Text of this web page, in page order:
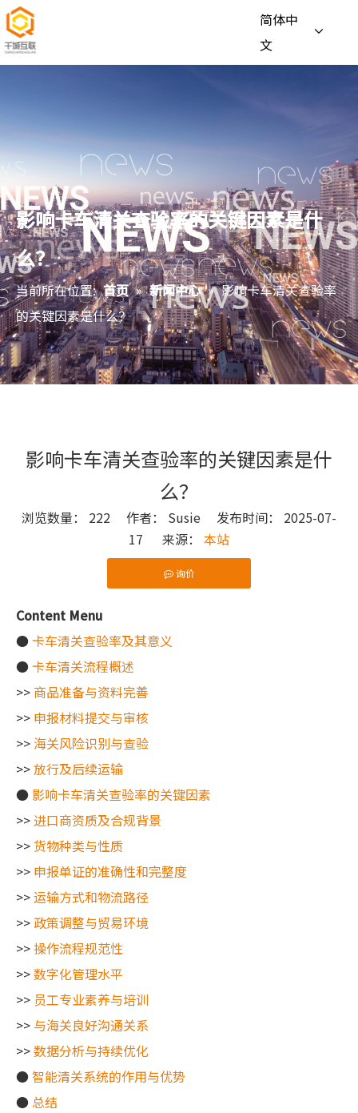
简体中
文
影响卡车清关查验率的关键因素是什
么？
当前所在位置: 首页 » 新闻中心 » 影响卡车清关查验率
的关键因素是什么？
影响卡车清关查验率的关键因素是什
么？
浏览数量： 222 作者： Susie 发布时间： 2025-07-
17 来源： 本站
询价
["wechat"]
Content Menu
●卡车清关查验率及其意义
●卡车清关流程概述
>> 商品准备与资料完善
>> 申报材料提交与审核
>> 海关风险识别与查验
>>放行及后续运输
● 影响卡车清关查验率的关键因素
>>进口商资质及合规背景
>>货物种类与性质
>> 申报单证的准确性和完整度
>>运输方式和物流路径
>> 政策调整与贸易环境
>> 操作流程规范性
>>数字化管理水平
>> 员工专业素养与培训
>> 与海关良好沟通关系
>>数据分析与持续优化
●智能清关系统的作用与优势
● 总结